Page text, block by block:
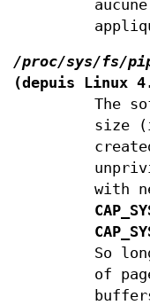
/proc/sys/fs/
(depuis Linux
The
size
with
So
of